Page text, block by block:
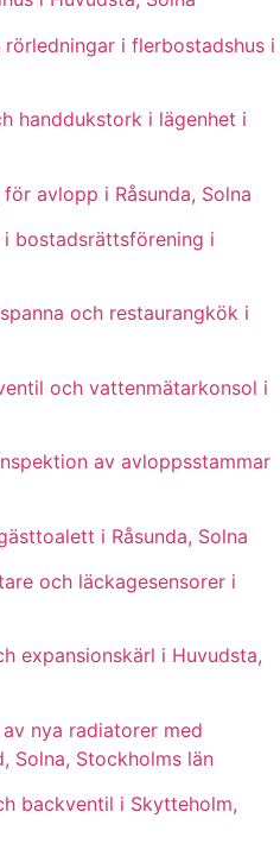
i flerbostadshus i
handdukstork i lägenhet i
avlopp i Råsunda, Solna
bostadsrättsförening i
och restaurangkök i
och vattenmätarkonsol i
av avloppsstammar
i Råsunda, Solna
och läckagesensorer i
expansionskärl i Huvudsta,
nya radiatorer med
Solna, Stockholms län
backventil i Skytteholm,